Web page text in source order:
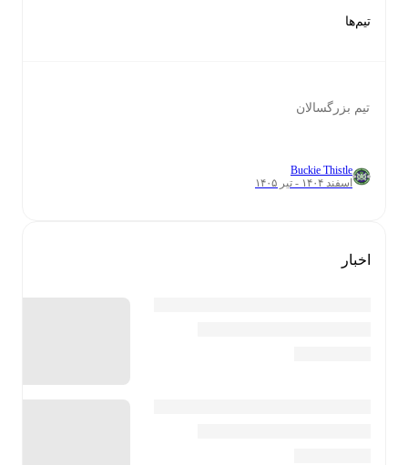
تیم‌ها
تیم بزرگسالان
Buckie Thistle
اسفند ۱۴۰۴ - تیر ۱۴۰۵
اخبار